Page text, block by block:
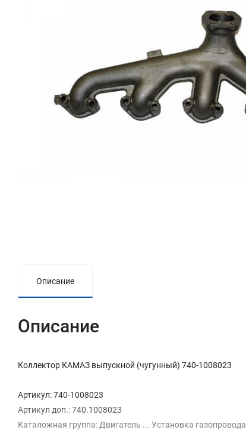
Описание
Описание
Коллектор КАМАЗ выпускной (чугунный) 740-1008023
Артикул: 740-1008023
Артикул доп.: 740.1008023
Каталожная группа: Двигатель ... Установка газопровода